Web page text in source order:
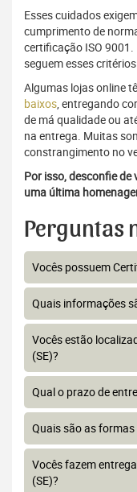
Esses cuidados
cumprimento de
certificação ISO
seguem esses
Algumas lojas online
baixos, entregando
de má qualidade ou
na entrega. Muitas
constrangimento no
Por isso, desconfie
uma última
Perguntas
Vocês possuem
Quais informações
Vocês estão
(SE)?
Qual o prazo de
Quais são as
Vocês fazem
(SE)?